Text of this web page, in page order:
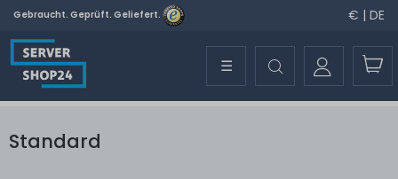
Gebraucht. Geprüft. Geliefert. € | DE
☰
Standard